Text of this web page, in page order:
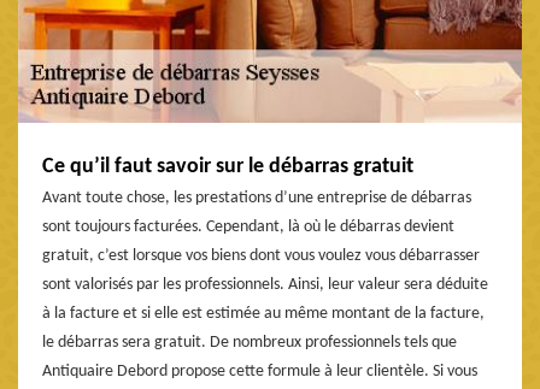
Ce qu’il faut savoir sur le débarras gratuit
Avant toute chose, les prestations d’une entreprise de débarras
sont toujours facturées. Cependant, là où le débarras devient
gratuit, c’est lorsque vos biens dont vous voulez vous débarrasser
sont valorisés par les professionnels. Ainsi, leur valeur sera déduite
à la facture et si elle est estimée au même montant de la facture,
le débarras sera gratuit. De nombreux professionnels tels que
Antiquaire Debord propose cette formule à leur clientèle. Si vous